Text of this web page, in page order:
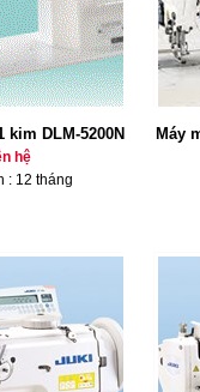
kim DLM-5200N
hệ
: 12 tháng
Máy